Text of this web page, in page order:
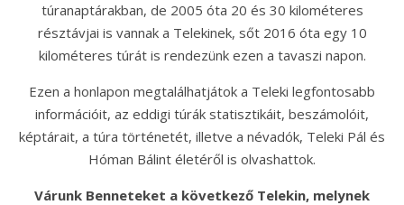
túranaptárakban, de 2005 óta 20 és 30 kilométeres
résztávjai is vannak a Telekinek, sőt 2016 óta egy 10
kilométeres túrát is rendezünk ezen a tavaszi napon.
Ezen a honlapon megtalálhatjátok a Teleki legfontosabb
információit, az eddigi túrák statisztikáit, beszámolóit,
képtárait, a túra történetét, illetve a névadók, Teleki Pál és
Hóman Bálint életéről is olvashattok.
Várunk Benneteket a következő Telekin, melynek